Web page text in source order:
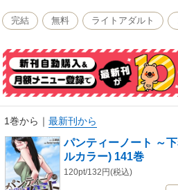
し、たくさんの女性達とデキるのか!?【桃
完結 無料 ライトアダルト
1巻から ｜ 最新刊から
パンティーノート ～
ルカラー) 141巻
120pt/132円(税込)